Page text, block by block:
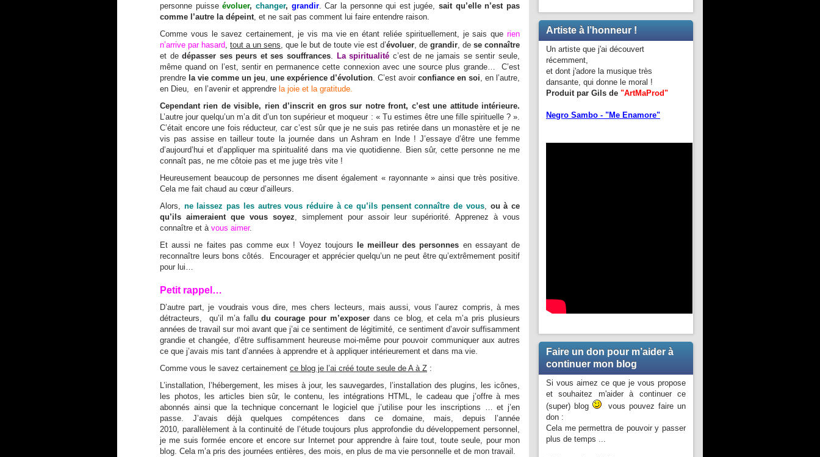
personne puisseévoluer, changer, grandir. Car la personne qui est jugée,sait qu’elle n’est pas
comme l’autre la dépeint , et ne sait pas comment lui faire entendre raison.
Comme vous le savez certainement, je vis ma vie en étant reliée spirituellement, je sais que rien
n’arrive par hasard tout a un sens , que le but de toute vie est d’évoluer , de grandir , de se connaître
et dedépasser ses peurs et ses souffrances. La spiritualité c’est de ne jamais se sentir seule,
même quand on l’est, sentir en permanence cette connexion avec une source plus grande… C’est
prendre la vie comme un jeu une expérience d’évolution . C’est avoir confiance en soi , en l’autre,
en Dieu, en l’avenir et apprendre la joie et la gratitude.
Cependant rien de visible, rien d’inscrit en gros sur notre front, c’est une attitude intérieure.
L’autre jour quelqu’un m’a dit d’un ton supérieur et moqueur : « Tu estimes être une fille spirituelle ? ».
C’était encore une fois réducteur, car c’est sûr que je ne suis pas retirée dans un monastère et je ne
vis pas assise en tailleur toute la journée dans un Ashram en Inde ! J’essaye d’être une femme
d’aujourd’hui et d’appliquer ma spiritualité dans ma vie quotidienne. Bien sûr, cette personne ne me
connaît pas, ne me côtoie pas et me juge très vite !
Heureusement beaucoup de personnes me disent également « rayonnante » ainsi que très positive.
Cela me fait chaud au cœur d’ailleurs.
Alors, ne laissez pas les autres vous réduire à ce qu’ils pensent connaître de vous, ou à ce
qu’ils aimeraient que vous soyez , simplement pour assoir leur supériorité. Apprenez à vous
connaître et à vous aimer.
Et aussi ne faites pas comme eux ! Voyez toujours le meilleur des personnes en essayant de
reconnaître leurs bons côtés. Encourager et apprécier quelqu’un ne peut être qu’extrêmement positif
pour lui…
Petit rappel…
D’autre part, je voudrais vous dire, mes chers lecteurs, mais aussi, vous l’aurez compris, à mes
détracteurs, qu’il m’a falludu courage pour m’exposer dans ce blog, et cela m’a pris plusieurs
années de travail sur moi avant que j’ai ce sentiment de légitimité, ce sentiment d’avoir suffisamment
grandie et changée, d’être suffisamment heureuse moi-même pour pouvoir communiquer aux autres
ce que j’avais mis tant d’années à apprendre et à appliquer intérieurement et dans ma vie.
Comme vous le savez certainement ce blog je l’ai créé toute seule de A à Z :
L’installation, l’hébergement, les mises à jour, les sauvegardes, l’installation des plugins, les icônes,
les photos, les articles bien sûr, le contenu, les intégrations HTML, le cadeau que j’offre à mes
abonnés ainsi que la technique concernant le logiciel que j’utilise pour les inscriptions … et j’en
passe. J’avais déjà quelques compétences dans ce domaine, mais, depuis l’année
2010, parallèlement à la continuité de l’étude toujours plus approfondie du développement personnel,
je me suis formée encore et encore sur Internet pour apprendre à faire tout, toute seule, pour mon
blog. Cela m’a pris des journées entières, des mois, en plus de ma vie personnelle et de mon travail.
Artiste à l’honneur !
Un artiste que j'ai découvert
récemment,
et dont j'adore la musique très
dansante, qui donne le moral !
Produit par Gils de "ArtMaProd"
Negro Sambo - "Me Enamore"
Faire un don pour m’aider à
continuer mon blog
Si vous aimez ce que je vous propose
et souhaitez m'aider à continuer ce
(super) blog
vous pouvez faire un
don :
Cela me permettra de pouvoir y passer
plus de temps ...